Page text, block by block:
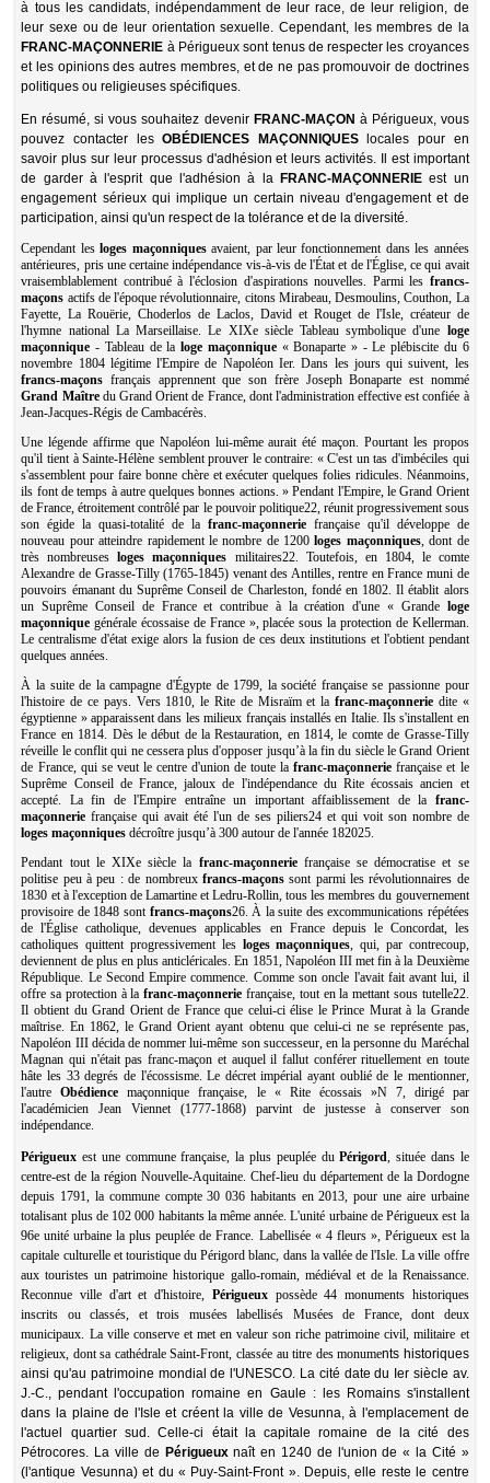
à tous les candidats, indépendamment de leur race, de leur religion, de
leur sexe ou de leur orientation sexuelle. Cependant, les membres de la
FRANC-MAÇONNERIE à Périgueux sont tenus de respecter les croyances
et les opinions des autres membres, et de ne pas promouvoir de doctrines
politiques ou religieuses spécifiques.
En résumé, si vous souhaitez devenir FRANC-MAÇON à Périgueux, vous
pouvez contacter lesOBÉDIENCES MAÇONNIQUESlocales pour en
savoir plus sur leur processus d'adhésion et leurs activités. Il est important
de garder à l'esprit que l'adhésion à la FRANC-MAÇONNERIEest un
engagement sérieux qui implique un certain niveau d'engagement et de
participation, ainsi qu'un respect de la tolérance et de la diversité.
Cependant lesloges maçonniquesavaient, par leur fonctionnement dans les années
antérieures, pris une certaine indépendance vis-à-vis de l'État et de l'Église, ce qui avait
vraisemblablement contribué à l'éclosion d'aspirations nouvelles. Parmi les francs-
maçons actifs de l'époque révolutionnaire, citons Mirabeau, Desmoulins, Couthon, La
Fayette, La Rouërie, Choderlos de Laclos, David et Rouget de l'Isle, créateur de
l'hymne national La Marseillaise. Le XIXe siècle Tableau symbolique d'une loge
maçonnique - Tableau de laloge maçonnique« Bonaparte » - Le plébiscite du 6
novembre 1804 légitime l'Empire de Napoléon Ier. Dans les jours qui suivent, les
francs-maçons français apprennent que son frère Joseph Bonaparte est nommé
Grand Maîtredu Grand Orient de France, dont l'administration effective est confiée à
Jean-Jacques-Régis de Cambacérès.
Une légende affirme que Napoléon lui-même aurait été maçon. Pourtant les propos
qu'il tient à Sainte-Hélène semblent prouver le contraire: « C'est un tas d'imbéciles qui
s'assemblent pour faire bonne chère et exécuter quelques folies ridicules. Néanmoins,
ils font de temps à autre quelques bonnes actions. » Pendant l'Empire, le Grand Orient
de France, étroitement contrôlé par le pouvoir politique22, réunit progressivement sous
son égide la quasi-totalité de la franc-maçonneriefrançaise qu'il développe de
nouveau pour atteindre rapidement le nombre de 1200loges maçonniques, dont de
très nombreusesloges maçonniques militaires22. Toutefois, en 1804, le comte
Alexandre de Grasse-Tilly (1765-1845) venant des Antilles, rentre en France muni de
pouvoirs émanant du Suprême Conseil de Charleston, fondé en 1802. Il établit alors
un Suprême Conseil de France et contribue à la création d'une « Grande loge
maçonnique générale écossaise de France », placée sous la protection de Kellerman.
Le centralisme d'état exige alors la fusion de ces deux institutions et l'obtient pendant
quelques années.
À la suite de la campagne d'Égypte de 1799, la société française se passionne pour
l'histoire de ce pays. Vers 1810, le Rite de Misraïm et la franc-maçonneriedite «
égyptienne » apparaissent dans les milieux français installés en Italie. Ils s'installent en
France en 1814. Dès le début de la Restauration, en 1814, le comte de Grasse-Tilly
réveille le conflit qui ne cessera plus d'opposer jusqu’à la fin du siècle le Grand Orient
de France, qui se veut le centre d'union de toute lafranc-maçonnerie française et le
Suprême Conseil de France, jaloux de l'indépendance du Rite écossais ancien et
accepté. La fin de l'Empire entraîne un important affaiblissement de la franc-
maçonnerie française qui avait été l'un de ses piliers24 et qui voit son nombre de
loges maçonniques décroître jusqu’à 300 autour de l'année 182025.
Pendant tout le XIXe siècle la franc-maçonneriefrançaise se démocratise et se
politise peu à peu : de nombreux francs-maçonssont parmi les révolutionnaires de
1830 et à l'exception de Lamartine et Ledru-Rollin, tous les membres du gouvernement
provisoire de 1848 sont francs-maçons26. À la suite des excommunications répétées
de l'Église catholique, devenues applicables en France depuis le Concordat, les
catholiques quittent progressivement les loges maçonniques, qui, par contrecoup,
deviennent de plus en plus anticléricales. En 1851, Napoléon III met fin à la Deuxième
République. Le Second Empire commence. Comme son oncle l'avait fait avant lui, il
offre sa protection à lafranc-maçonnerie française, tout en la mettant sous tutelle22.
Il obtient du Grand Orient de France que celui-ci élise le Prince Murat à la Grande
maîtrise. En 1862, le Grand Orient ayant obtenu que celui-ci ne se représente pas,
Napoléon III décida de nommer lui-même son successeur, en la personne du Maréchal
Magnan qui n'était pas franc-maçon et auquel il fallut conférer rituellement en toute
hâte les 33 degrés de l'écossisme. Le décret impérial ayant oublié de le mentionner,
l'autreObédience maçonnique française, le « Rite écossais »N 7, dirigé par
l'académicien Jean Viennet (1777-1868) parvint de justesse à conserver son
indépendance.
Périgueux est une commune française, la plus peuplée duPérigord, située dans le
centre-est de la région Nouvelle-Aquitaine. Chef-lieu du département de la Dordogne
depuis 1791, la commune compte 30 036 habitants en 2013, pour une aire urbaine
totalisant plus de 102 000 habitants la même année. L'unité urbaine de Périgueux est la
96e unité urbaine la plus peuplée de France. Labellisée « 4 fleurs », Périgueux est la
capitale culturelle et touristique du Périgord blanc, dans la vallée de l'Isle. La ville offre
aux touristes un patrimoine historique gallo-romain, médiéval et de la Renaissance.
Reconnue ville d'art et d'histoire, Périgueuxpossède 44 monuments historiques
inscrits ou classés, et trois musées labellisés Musées de France, dont deux
municipaux. La ville conserve et met en valeur son riche patrimoine civil, militaire et
religieux, dont sa cathédrale Saint-Front, classée au titre des monuments historiques
ainsi qu'au patrimoine mondial de l'UNESCO. La cité date du Ier siècle av.
J.-C., pendant l'occupation romaine en Gaule : les Romains s'installent
dans la plaine de l'Isle et créent la ville de Vesunna, à l'emplacement de
l'actuel quartier sud. Celle-ci était la capitale romaine de la cité des
Pétrocores. La ville de Périgueuxnaît en 1240 de l'union de « la Cité »
(l'antique Vesunna) et du « Puy-Saint-Front ». Depuis, elle reste le centre